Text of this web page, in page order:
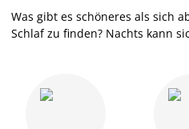
Was gibt es schöneres als sich
Schlaf zu finden? Nachts kann
Füllunge. Natürlich findest du